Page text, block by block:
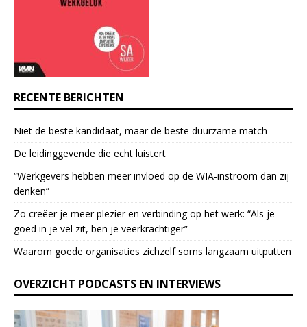
.
l
e
a
s
e
l
a
v
t
h
i
RECENTE BERICHTEN
Niet de beste kandidaat, maar de beste duurzame match
De leidinggevende die echt luistert
“Werkgevers hebben meer invloed op de WIA-instroom dan zij
denken”
Zo creëer je meer plezier en verbinding op het werk: “Als je
goed in je vel zit, ben je veerkrach­tiger”
Waarom goede organisaties zichzelf soms langzaam uitputten
OVERZICHT PODCASTS EN INTERVIEWS